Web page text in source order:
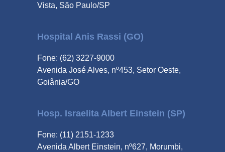
Vista, São Paulo/SP
Hospital Anis Rassi (GO)
Fone: (62) 3227-9000
Avenida José Alves, nº453, Setor Oeste,
Goiânia/GO
Hosp. Israelita Albert Einstein (SP)
Fone: (11) 2151-1233
Avenida Albert Einstein, nº627, Morumbi,